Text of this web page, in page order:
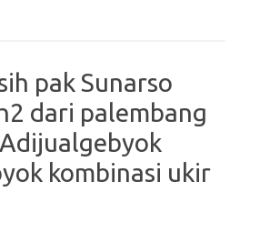
pak Sunarso
dari palembang
kombinasi ukir